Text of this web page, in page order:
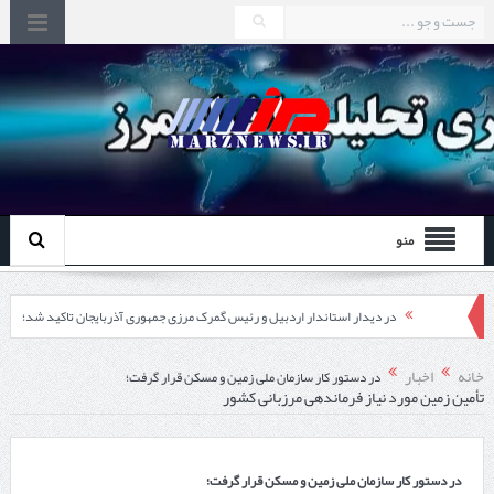
منو
در دیدار استاندار اردبیل و رئیس گمرک مرزی جمهوری آذربایجان تاکید شد؛
توسعه همکاری گمرک‌های مرزی ایران و جمهوری آذربایجان ضرورت دارد
چابهار، جایی که دریا به زندگی سلام می‌کند
گزارش ویژه؛
طرز تهیه خورش خلال کرمانشاهی +نکات و فوت وفن‌ها
خانه اخبار در دستور کار سازمان ملی زمین و مسکن قرار گرفت؛
تأمین زمین مورد نیاز فرماندهی مرزبانی کشور
در دستور کار سازمان ملی زمین و مسکن قرار گرفت؛